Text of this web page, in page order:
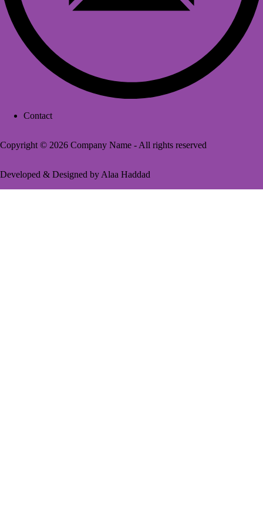
menu
Contact
Copyright © 2026 Company Name - All rights reserved
Developed & Designed by Alaa Haddad